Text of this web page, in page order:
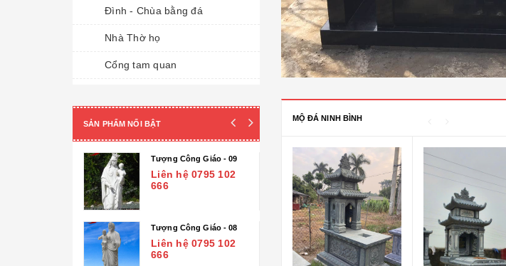
Đình - Chùa bằng đá
Nhà Thờ họ
Cổng tam quan
Đài phun nước
TƯỢNG ĐÁ
Tượng Phúc- Lộc- Thọ
Tượng 18 vị la hán
Tượng Phật Địa Tạng
SẢN PHẨM NỔI BẬT
Tượng Công Giáo - 09
Liên hệ 0795 102
666
Tượng Công Giáo - 08
Liên hệ 0795 102
666
Tượng Công Giáo - 03
Liên hệ 0795 102
666
Tượng Công Giáo - 02
Liên hệ 0795 102
666
MỘ ĐÁ NINH BÌNH